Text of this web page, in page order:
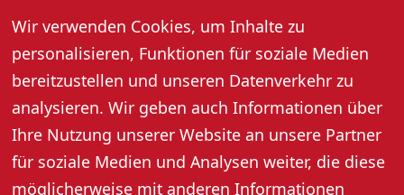
Wir verwenden Cookies, um Inhalte zu
personalisieren, Funktionen für soziale Medien
bereitzustellen und unseren Datenverkehr zu
analysieren. Wir geben auch Informationen über
Ihre Nutzung unserer Website an unsere Partner
für soziale Medien und Analysen weiter, die diese
möglicherweise mit anderen Informationen
von Straßburg im Jahr 1726, erwartet Sie ein vielfältiges
Programm mit Einblicken in die Brennkunst,
Verkostungen, Aktionen für Jung und Alt. Die rund 14
km lange zertifizierte "Traumtour" führt durch
Obstfelder, Wiesen, Reben und Wald mit herrlichen
Ausblicken ins Rheintal. Dabei dreht sich alles um die
heimischen Früchte – passend zum Tag der
Streuobstwiese am letzten Freitag im April.